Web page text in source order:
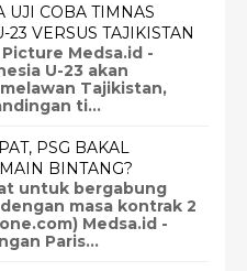
UJI COBA TIMNAS
VERSUS TAJIKISTAN
Medsa.id -
U-23 akan
Tajikistan,
ti...
PSG BAKAL
BINTANG?
untuk bergabung
masa kontrak 2
Medsa.id -
Paris...